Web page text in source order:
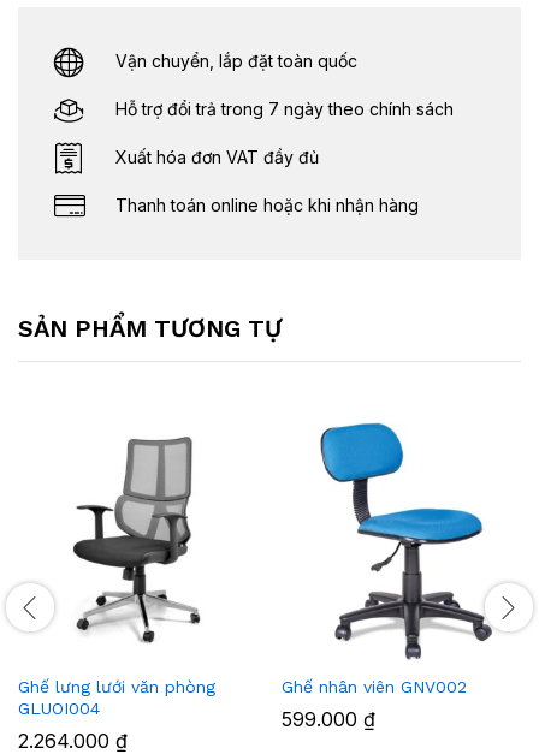
Vận chuyển, lắp đặt toàn quốc
Hỗ trợ đổi trả trong 7 ngày theo chính sách
Xuất hóa đơn VAT đầy đủ
Thanh toán online hoặc khi nhận hàng
SẢN PHẨM TƯƠNG TỰ
Ghế lưng lưới văn phòng
GLUOI004
2.264.000 ₫
Ghế nhân viên GNV002
599.000 ₫